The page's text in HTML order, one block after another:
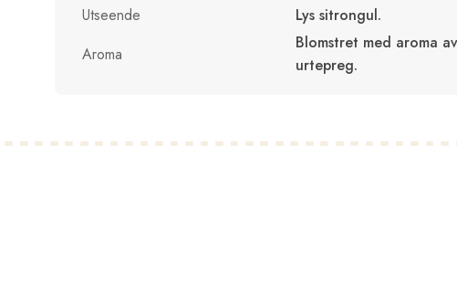
Utseende
Lys sitrongul.
Aroma
Blomstret med aroma
urtepreg.